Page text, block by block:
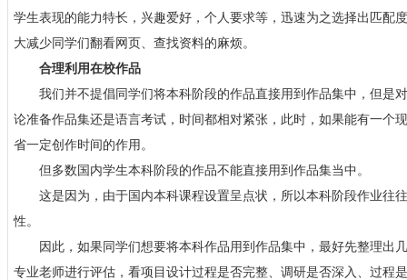
学生表现的能力特长，兴趣爱好，个人要求等，迅速为之选择出匹配
大减少同学们翻看网页、查找资料的麻烦。
合理利用在校作品
我们并不提倡同学们将本科阶段的作品直接用到作品集中，但是
论准备作品集还是语言考试，时间都相对紧张，此时，如果能有一个
省一定创作时间的作用。
但多数国内学生本科阶段的作品不能直接用到作品集当中。
这是因为，由于国内本科课程设置呈点状，所以本科阶段作业往
性。
因此，如果同学们想要将本科作品用到作品集中，最好先整理出
专业老师进行评估，看项目设计过程是否完整、调研是否深入、过程